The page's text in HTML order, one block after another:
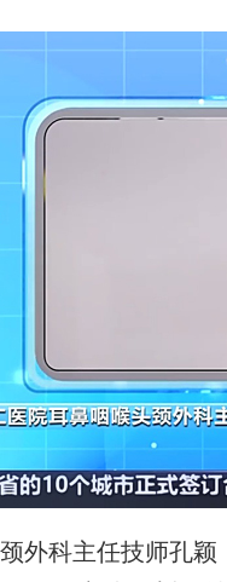
科主任技师孔颖